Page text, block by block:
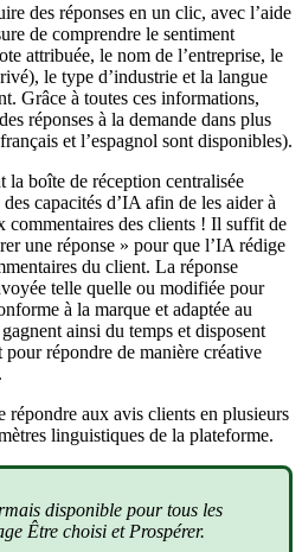
des réponses en un clic, avec l’aide
de comprendre le sentiment
attribuée, le nom de l’entreprise, le
le type d’industrie et la langue
Grâce à toutes ces informations,
réponses à la demande dans plus
et l’espagnol sont disponibles).
la boîte de réception centralisée
capacités d’IA afin de les aider à
commentaires des clients ! Il suffit de
une réponse » pour que l’IA rédige
du client. La réponse
telle quelle ou modifiée pour
à la marque et adaptée au
ainsi du temps et disposent
répondre de manière créative
répondre aux avis clients en plusieurs
linguistiques de la plateforme.
disponible pour tous les
Être choisi et Prospérer.